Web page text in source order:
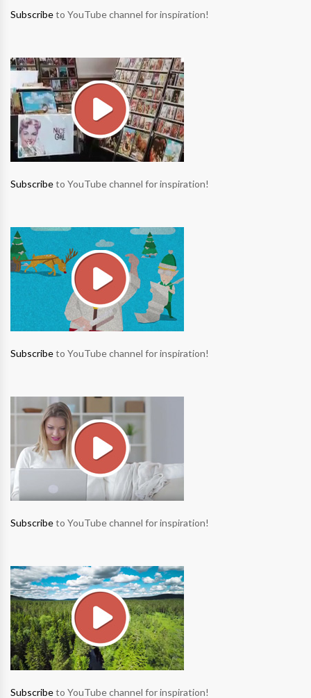
Subscribeto YouTube channel for inspiration!
Subscribeto YouTube channel for inspiration!
Subscribeto YouTube channel for inspiration!
Subscribeto YouTube channel for inspiration!
Subscribeto YouTube channel for inspiration!